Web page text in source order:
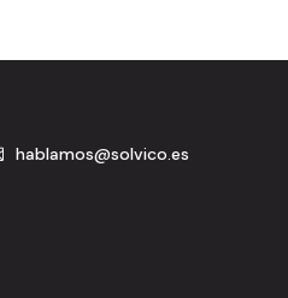
hablamos@solvico.es